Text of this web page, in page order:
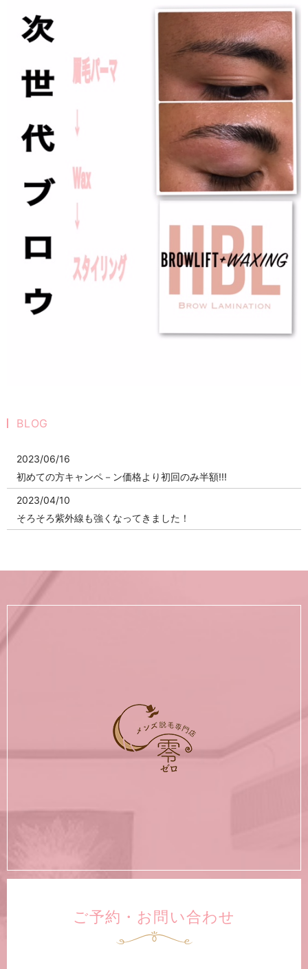
BLOG
2023/06/16
初めての方キャンペ－ン価格より初回のみ半額!!!
2023/04/10
そろそろ紫外線も強くなってきました！
ご予約・お問い合わせ